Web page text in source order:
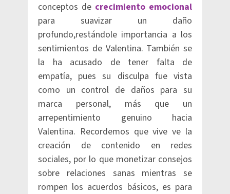
conceptos de crecimiento emocional
para suavizar un daño
profundo,restándole importancia a los
sentimientos de Valentina. También se
la ha acusado de tener falta de
empatía, pues su disculpa fue vista
como un control de daños para su
marca personal, más que un
arrepentimiento genuino hacia
Valentina. Recordemos que vive ve la
creación de contenido en redes
sociales, por lo que monetizar consejos
sobre relaciones sanas mientras se
rompen los acuerdos básicos, es para